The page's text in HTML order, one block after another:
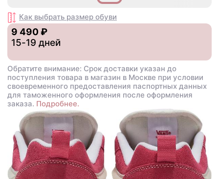
Как выбрать размер обуви
9 490 ₽
15-19 дней
Обратите внимание: Срок доставки указан до
поступления товара в магазин в Москве при условии
своевременного предоставления паспортных данных
для таможенного оформления после оформления
заказа. Подробнее.